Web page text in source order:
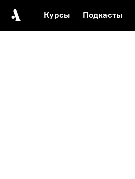
Курсы Подкасты